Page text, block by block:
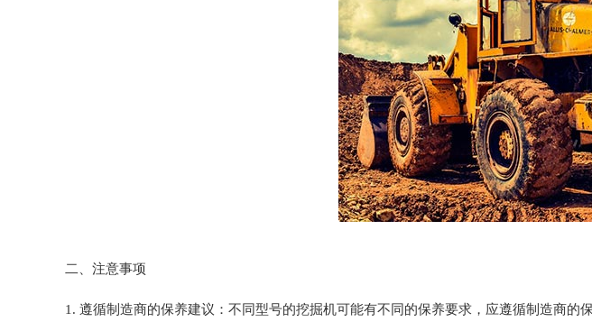
二、注意事项
1. 遵循制造商的保养建议：不同型号的挖掘机可能有不同的保养要求，应遵循制造商的